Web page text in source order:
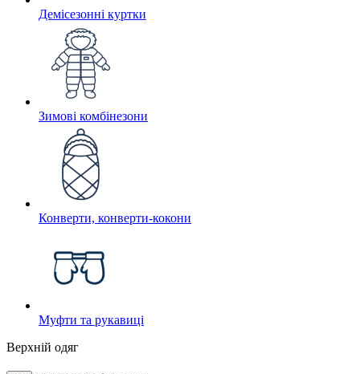
Демісезонні куртки
Зимові комбінезони
Конверти, конверти-кокони
Муфти та рукавиці
Верхній одяг